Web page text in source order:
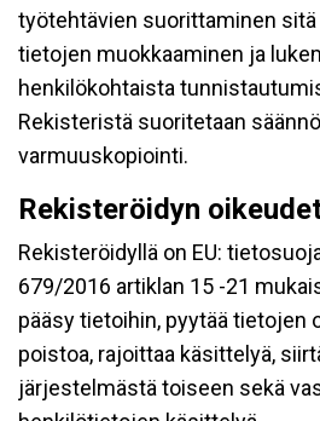
työtehtävien suorittaminen
tietojen muokkaaminen ja
henkilökohtaista
Rekisteristä suoritetaan
varmuuskopiointi.
Rekisteröidyn
Rekisteröidyllä on EU:
679/2016 artiklan 15 -21
pääsy tietoihin, pyytää tietojen
poistoa, rajoittaa käsittelyä,
järjestelmästä toiseen sekä